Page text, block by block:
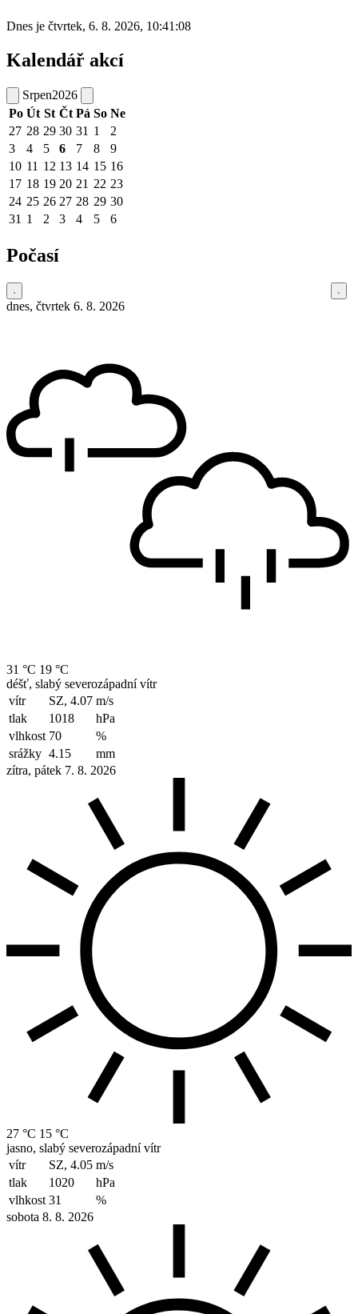
Dnes je čtvrtek, 6. 8. 2026, 10:41:08
Kalendář akcí
Srpen2026
Po Út St Čt Pá So Ne
27 28 29 30 31 1
2
3
4 5 6 7 8
9
10 11 12 13 14 15 16
17 18 19 20 21 22 23
24 25 26 27 28 29 30
31 1 2 3 4 5 6
Počasí
dnes, čtvrtek 6. 8. 2026
31 °C 19 °C
déšť, slabý severozápadní vítr
vítr
SZ, 4.07 m/s
tlak
1018
hPa
vlhkost 70
%
srážky 4.15
mm
zítra, pátek 7. 8. 2026
27 °C 15 °C
jasno, slabý severozápadní vítr
vítr
SZ, 4.05 m/s
tlak
1020
hPa
vlhkost 31
%
sobota 8. 8. 2026